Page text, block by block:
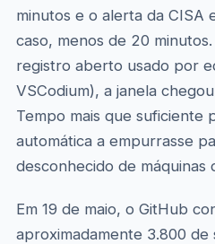
minutos e o alerta da CISA
caso, menos de 20
registro aberto usado por
VSCodium), a janela
Tempo mais que suficiente
automática a empurrasse
desconhecido de máquinas
Em 19 de maio, o GitHub
aproximadamente 3.800 de